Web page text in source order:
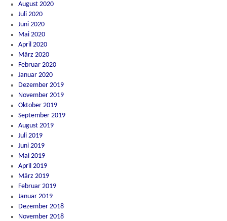
August 2020
Juli 2020
Juni 2020
Mai 2020
April 2020
März 2020
Februar 2020
Januar 2020
Dezember 2019
November 2019
Oktober 2019
September 2019
August 2019
Juli 2019
Juni 2019
Mai 2019
April 2019
März 2019
Februar 2019
Januar 2019
Dezember 2018
November 2018